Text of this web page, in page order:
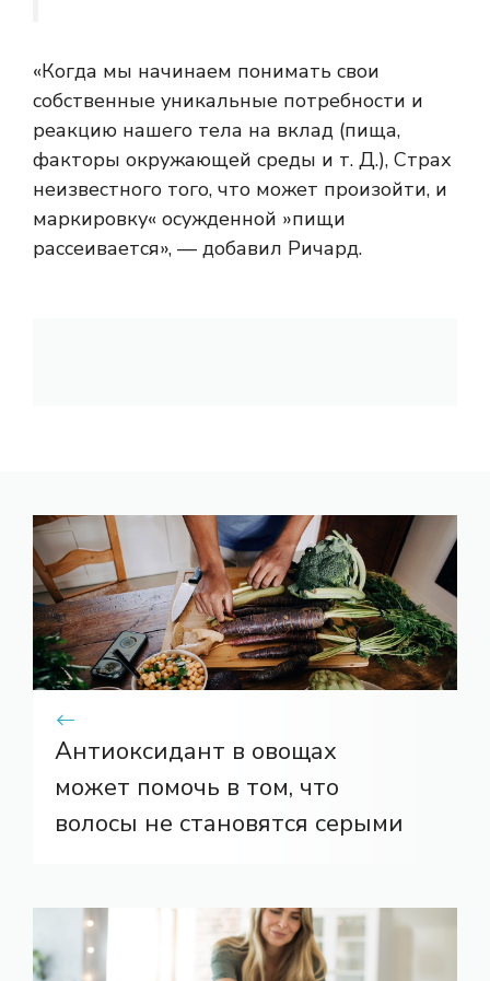
«Когда мы начинаем понимать свои
собственные уникальные потребности и
реакцию нашего тела на вклад (пища,
факторы окружающей среды и т. Д.), Страх
неизвестного того, что может произойти, и
маркировку« осужденной »пищи
рассеивается», — добавил Ричард.
Антиоксидант в овощах
может помочь в том, что
волосы не становятся серыми